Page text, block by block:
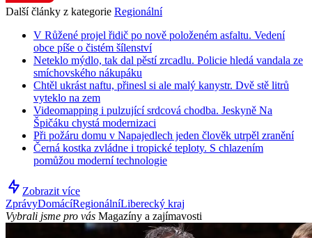
Další články z kategorie Regionální
V Růžené projel řidič po nově položeném asfaltu. Vedení
obce píše o čistém šílenství
Neteklo mýdlo, tak dal pěstí zrcadlu. Policie hledá vandala ze
smíchovského nákupáku
Chtěl ukrást naftu, přinesl si ale malý kanystr. Dvě stě litrů
vyteklo na zem
Videomapping i pulzující srdcová chodba. Jeskyně Na
Špičáku chystá modernizaci
Při požáru domu v Napajedlech jeden člověk utrpěl zranění
Černá kostka zvládne i tropické teploty. S chlazením
pomůžou moderní technologie
Zobrazit více
ZprávyDomácíRegionálníLiberecký kraj
Vybrali jsme pro vás Magazíny a zajímavosti